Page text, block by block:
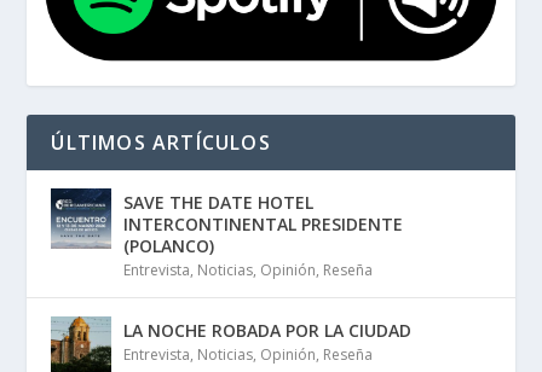
ÚLTIMOS ARTÍCULOS
SAVE THE DATE HOTEL
INTERCONTINENTAL PRESIDENTE
(POLANCO)
Entrevista, Noticias, Opinión, Reseña
LA NOCHE ROBADA POR LA CIUDAD
Entrevista, Noticias, Opinión, Reseña